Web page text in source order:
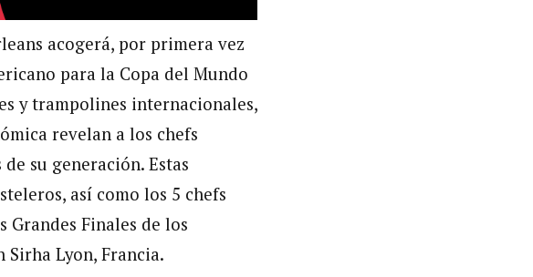
acogerá, por primera vez
para la Copa del Mundo
y trampolines internacionales,
revelan a los chefs
su generación. Estas
así como los 5 chefs
Grandes Finales de los
Sirha Lyon, Francia.